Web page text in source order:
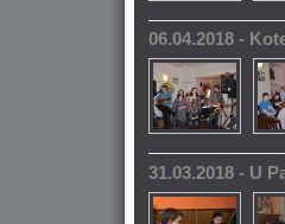
06.04.2018 -
31.03.2018 - U